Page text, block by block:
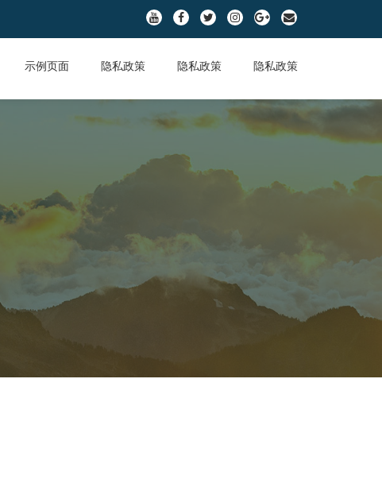
fa-
youtube
fa-
facebook
fa-
twitter
fa-
instagram
fa-
google-
plus
fa-
envelope
示例页面 隐私政策 隐私政策 隐私政策